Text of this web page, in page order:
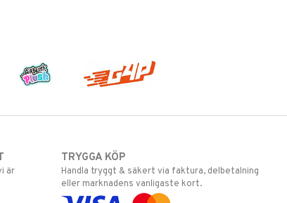
är
TRYGGA KÖP
Handla tryggt & säkert via faktura, delbetalning
eller marknadens vanligaste kort.